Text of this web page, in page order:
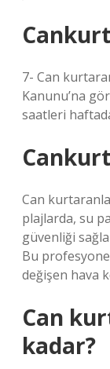
7- Can
Kanunu’na
saatleri
Can
plajlarda, su
güvenliği
Bu
değişen hava
Can
kadar?